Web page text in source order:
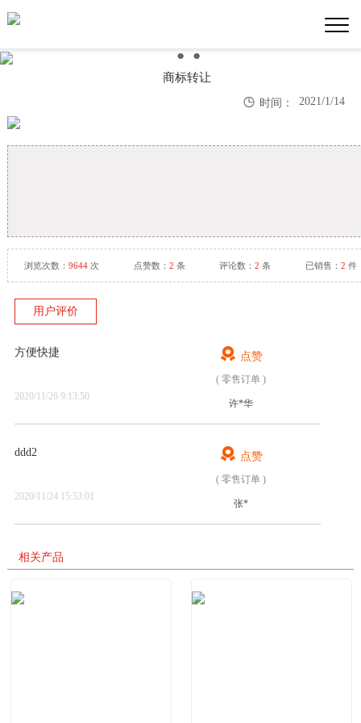
● ●
商标转让
 时间： 2021/1/14
浏览次数： 9644次 点赞数： 2 条 评论数：2 条 已销售： 2 件
用户评价
方便快捷
2020/11/26 9:13:50
 点赞
( 零售订单 )
许*华
ddd2
2020/11/24 15:53:01
 点赞
( 零售订单 )
张*
相关产品